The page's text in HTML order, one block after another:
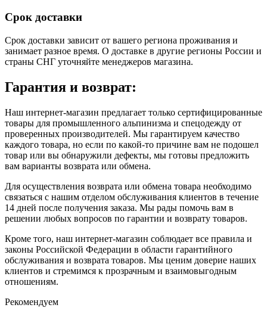
Срок доставки
Срок доставки зависит от вашего региона проживания и
занимает разное время. О доставке в другие регионы России и
страны СНГ уточняйте менеджеров магазина.
Гарантия и возврат:
Наш интернет-магазин предлагает только сертифицированные
товары для промышленного альпинизма и спецодежду от
проверенных производителей. Мы гарантируем качество
каждого товара, но если по какой-то причине вам не подошел
товар или вы обнаружили дефекты, мы готовы предложить
вам варианты возврата или обмена.
Для осуществления возврата или обмена товара необходимо
связаться с нашим отделом обслуживания клиентов в течение
14 дней после получения заказа. Мы рады помочь вам в
решении любых вопросов по гарантии и возврату товаров.
Кроме того, наш интернет-магазин соблюдает все правила и
законы Российской Федерации в области гарантийного
обслуживания и возврата товаров. Мы ценим доверие наших
клиентов и стремимся к прозрачным и взаимовыгодным
отношениям.
Рекомендуем